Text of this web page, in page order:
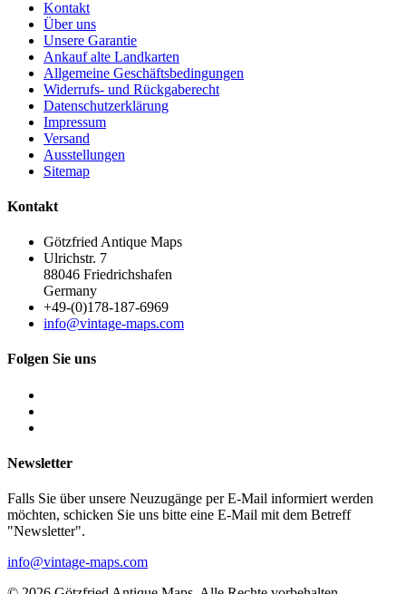
Kontakt
Über uns
Unsere Garantie
Ankauf alte Landkarten
Allgemeine Geschäftsbedingungen
Widerrufs- und Rückgaberecht
Datenschutzerklärung
Impressum
Versand
Ausstellungen
Sitemap
Kontakt
Götzfried Antique Maps
Ulrichstr. 7
88046 Friedrichshafen
Germany
+49-(0)178-187-6969
info@vintage-maps.com
Folgen Sie uns
Newsletter
Falls Sie über unsere Neuzugänge per E-Mail informiert werden
möchten, schicken Sie uns bitte eine E-Mail mit dem Betreff
"Newsletter".
info@vintage-maps.com